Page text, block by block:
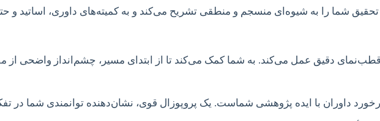
شما را به شیوه‌ای منسجم و منطقی تشریح می‌کند و به کمیته‌های داوری، اساتید و
قطب‌نمای دقیق عمل می‌کند. به شما کمک می‌کند تا از ابتدای مسیر، چشم‌انداز واضحی از
برخورد داوران با ایده پژوهشی شماست. یک پروپوزال قوی، نشان‌دهنده توانمندی شما